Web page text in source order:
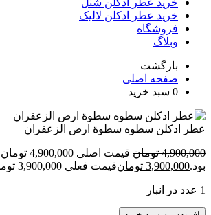
خرید عطر ادکلن لالیک
فروشگاه
وبلاگ
بازگشت
صفحه اصلی
0 سبد خرید
عطر ادکلن سطوه سطوة ارض الزعفران
4,900,000 تومان
قیمت اصلی 4,900,000 تومان
بود.3,900,000 تومانقیمت فعلی 3,900,000 تومان است.
1 عدد در انبار